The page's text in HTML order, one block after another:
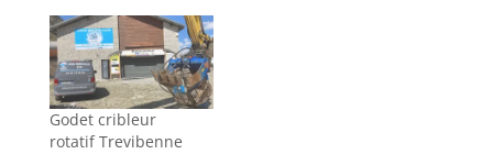
Godet cribleur
rotatif Trevibenne